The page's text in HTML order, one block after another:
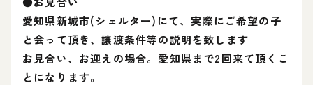
愛知県新城市(シェルター)にて、実際にご希望の子
と会って頂き、讓渡条件等の説明を致します
お見合い、お迎えの場合。愛知県まで2回来て頂くこ
とになります。